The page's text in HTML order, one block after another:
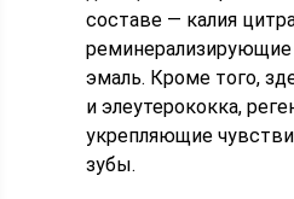
составе — калия
эмаль. Кроме того,
и элеутерококка,
укрепляющие
зубы.